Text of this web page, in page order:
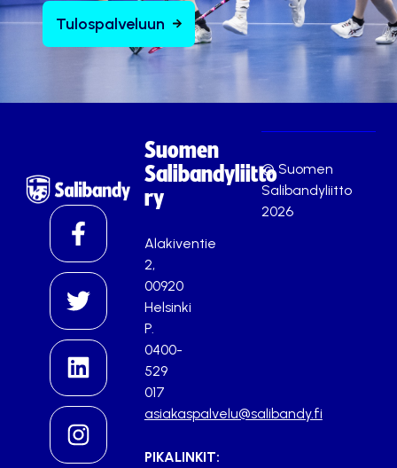
Tulospalveluun
Suomen
Salibandyliitto
ry
Alakiventie
2,
00920
Helsinki
P.
0400-
529
017
asiakaspalvelu@salibandy.fi
PIKALINKIT:
© Suomen
Salibandyliitto
2026